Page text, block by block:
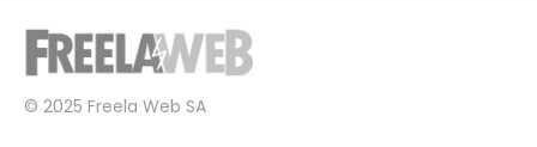
© 2025 Freela Web SA